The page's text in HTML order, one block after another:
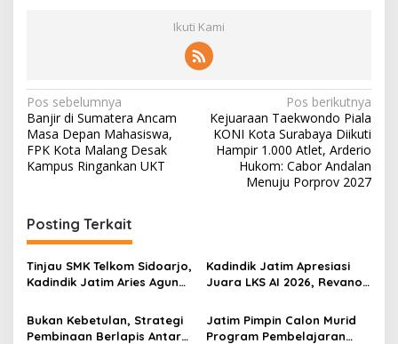
Ikuti Kami
N
a
v
i
a
s
i
o
Pos sebelumnya
Banjir di Sumatera Ancam
Masa Depan Mahasiswa,
FPK Kota Malang Desak
Kampus Ringankan UKT
Pos berikutnya
Kejuaraan Taekwondo Piala
KONI Kota Surabaya Diikuti
Hampir 1.000 Atlet, Arderio
Hukom: Cabor Andalan
Menuju Porprov 2027
Posting Terkait
Tinjau SMK Telkom Sidoarjo,
Kadindik Jatim Aries Agung
Representatif Tingkatkan
Kualitas Pembelajaran
Kadindik Jatim Apresiasi
Juara LKS AI 2026, Revano
dari Gubernur Khofifah
Bukan Kebetulan, Strategi
Pembinaan Berlapis Antar
Jatim Pimpin Calon Murid
Program Pembelajaran